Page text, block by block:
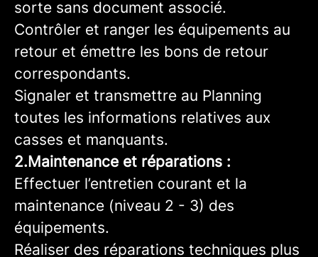
sorte sans document associé.
Contrôler et ranger les équipements au
retour et émettre les bons de retour
correspondants.
Signaler et transmettre au Planning
toutes les informations relatives aux
casses et manquants.
2.Maintenance et réparations :
Effectuer l’entretien courant et la
maintenance (niveau 2 - 3) des
équipements.
Réaliser des réparations techniques plus